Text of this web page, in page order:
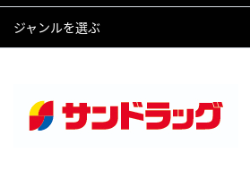
ジャンルを選ぶ